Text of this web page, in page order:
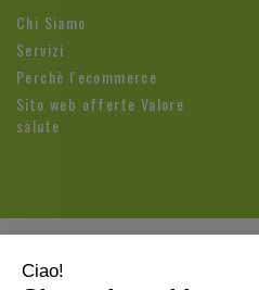
Chi Siamo
Servizi
Perchè l'ecommerce
Sito web offerte Valore
salute